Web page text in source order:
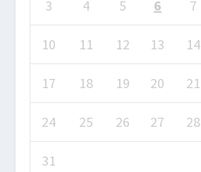
3 4 5 6 7
10 11 12 13 14
17 18 19 20 21
24 25 26 27 28
31